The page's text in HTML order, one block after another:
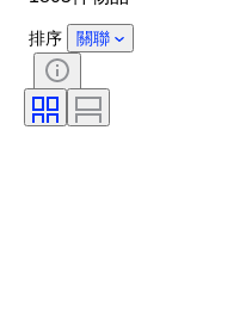
標題
顏色
自鳴鐘
錶殼直徑
排序 關聯